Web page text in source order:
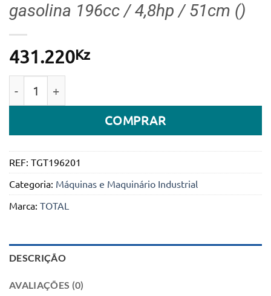
gasolina 196cc / 4,8hp / 51cm ()
431.220Kz
COMPRAR
REF: TGT196201
Categoria: Máquinas e Maquinário Industrial
Marca: TOTAL
DESCRIÇÃO
AVALIAÇÕES (0)